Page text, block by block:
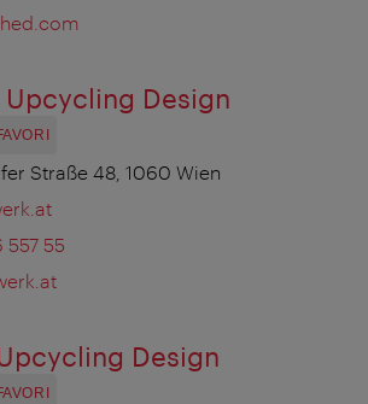
Design
Straße 48, 1060 Wien
557 55
Design